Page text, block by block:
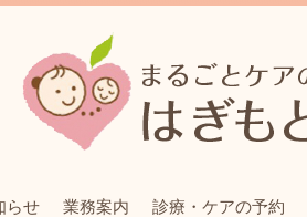
らせ 業務案内 診療・ケアの予約